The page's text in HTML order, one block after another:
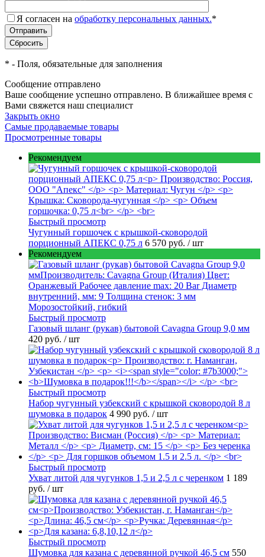
Я согласен на обработку персональных данных.*
* - Поля, обязательные для заполнения
Сообщение отправлено
Ваше сообщение успешно отправлено. В ближайшее время с
Вами свяжется наш специалист
Закрыть окно
Самые продаваемые товары
Просмотренные товары
Рекомендуем
Быстрый просмотр
Чугунный горшочек с крышкой-сковородой
порционный АПЕКС 0,75 л 6 570 руб. / шт
Рекомендуем
Быстрый просмотр
Газовый шланг (рукав) бытовой Cavagna Group 9,0 мм
420 руб. / шт
Быстрый просмотр
Набор чугунный узбекский с крышкой сковородой 8 л
шумовка в подарок 4 990 руб. / шт
Быстрый просмотр
Ухват литой для чугунков 1,5 и 2,5 л с черенком 1 189
руб. / шт
Быстрый просмотр
Шумовка для казана с деревянной ручкой 46,5 см 550